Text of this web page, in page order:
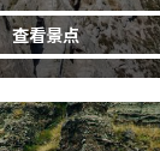
查看景点